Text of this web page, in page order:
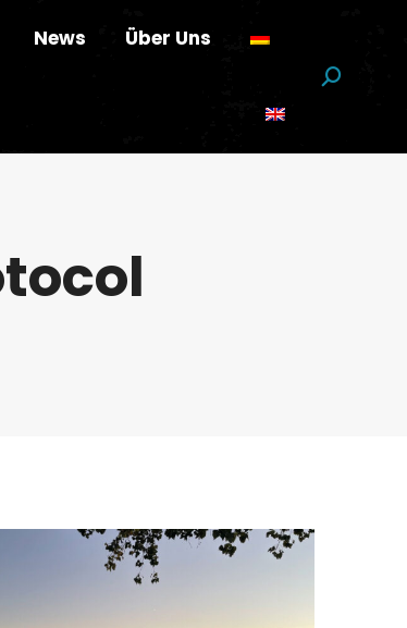
News Über Uns
Suchen: